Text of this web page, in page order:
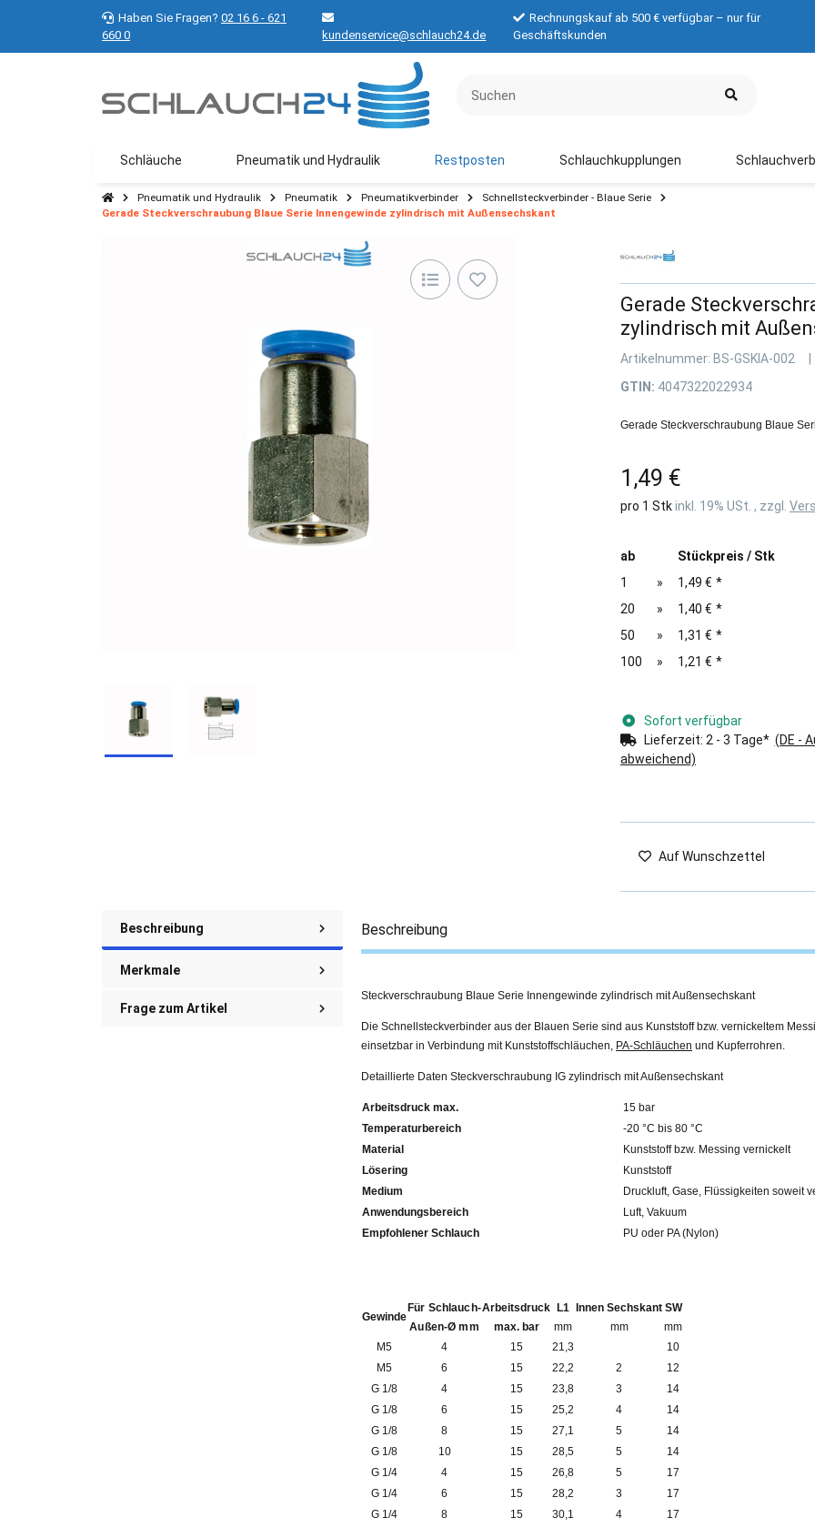
Haben Sie Fragen? 02 16 6 - 621
660 0
kundenservice@schlauch24.de
Rechnungskauf ab 500 € verfügbar – nur für
Geschäftskunden
Schläuche Pneumatik und Hydraulik Restposten Schlauchkupplungen
Pneumatik und Hydraulik Pneumatik Pneumatikverbinder
Schnellsteckverbinder - Blaue Serie
Gerade Steckverschraubung Blaue Serie Innengewinde zylindrisch mit Außensechskant
Gerade
zylindrisch mit
Artikelnummer: BS-GSKIA-002
GTIN: 4047322022934
Gerade Steckverschraubung Blaue
1,49 €
pro 1 Stkinkl. 19% USt. , zzgl.
ab
Stückpreis / Stk
1
» 1,49 € *
20
» 1,40 € *
50
» 1,31 € *
100
» 1,21 € *
Sofort verfügbar
Lieferzeit: 2 - 3 Tage* (DE -
abweichend)
Auf Wunschzettel
Beschreibung
Merkmale
Frage zum Artikel
Beschreibung
Steckverschraubung Blaue Serie Innengewinde zylindrisch mit Außensechskant
Die Schnellsteckverbinder aus der Blauen Serie sind aus Kunststoff bzw. vernickeltem
einsetzbar in Verbindung mit Kunststoffschläuchen, PA-Schläuchen und Kupferrohren.
Detaillierte Daten Steckverschraubung IG zylindrisch mit Außensechskant
Arbeitsdruck max.
15 bar
Temperaturbereich
-20 °C bis 80 °C
Material
Kunststoff bzw. Messing vernickelt
Lösering
Kunststoff
Medium
Druckluft, Gase, Flüssigkeiten soweit
Anwendungsbereich
Luft, Vakuum
Empfohlener Schlauch
PU oder PA (Nylon)
Gewinde
Für Schlauch-
Außen-Ø mm
Arbeitsdruck
max. bar
L1
mm
Innen Sechskant
mm
SW
mm
M5
4 15 21,3
10
M5
6 15 22,2 2
12
G 1/8
4 15 23,8 3
14
G 1/8
6 15 25,2 4
14
G 1/8
8 15 27,1 5
14
G 1/8
10 15 28,5 5
14
G 1/4
4 15 26,8 5
17
G 1/4
6 15 28,2 3
17
G 1/4
8 15 30,1 4
17